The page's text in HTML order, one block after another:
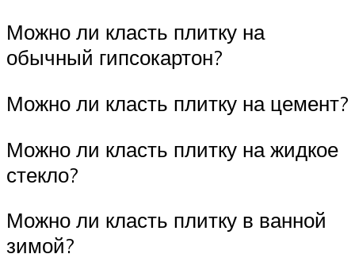
Можно ли класть плитку на
обычный гипсокартон?
Можно ли класть плитку на цемент?
Можно ли класть плитку на жидкое
стекло?
Можно ли класть плитку в ванной
зимой?